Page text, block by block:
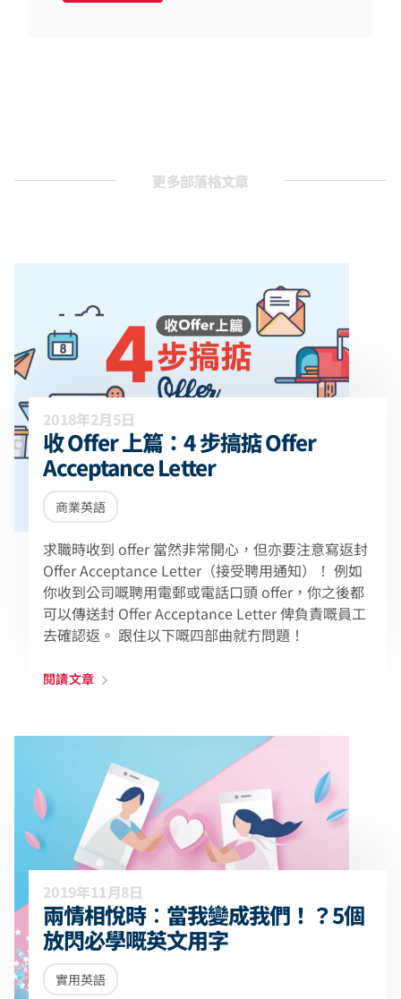
更多部落格文章
2018年2月5日
收 Offer 上篇：4 步搞掂 Offer
Acceptance Letter
商業英語
求職時收到 offer 當然非常開心，但亦要注意寫返封
Offer Acceptance Letter（接受聘用通知）！ 例如
你收到公司嘅聘用電郵或電話口頭 offer，你之後都
可以傳送封 Offer Acceptance Letter 俾負責嘅員工
去確認返。 跟住以下嘅四部曲就冇問題！
閱讀文章
2019年11月8日
兩情相悅時︰當我變成我們！？5個
放閃必學嘅英文用字
實用英語